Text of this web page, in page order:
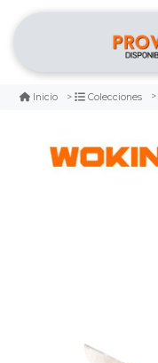
Inicio Colecciones